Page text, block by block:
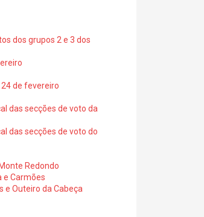
dos grupos 2 e 3 dos
de fevereiro
das secções de voto da
das secções de voto do
Redondo
e Carmões
e Outeiro da Cabeça